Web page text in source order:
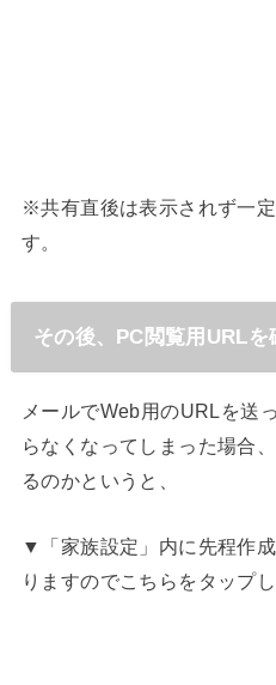
※共有直後は表示されず一
す。
その後、PC閲覧用URLを
メールでWeb用のURLを送
らなくなってしまった場合
るのかというと、
▼「家族設定」内に先程作
りますのでこちらをタップし